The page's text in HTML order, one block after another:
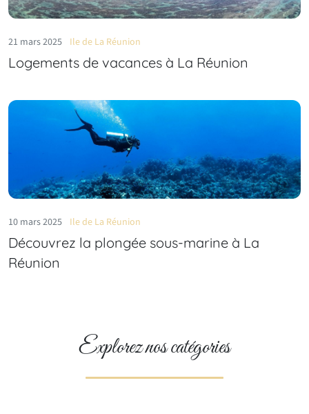
21 mars 2025 Ile de La Réunion
Logements de vacances à La Réunion
10 mars 2025 Ile de La Réunion
Découvrez la plongée sous-marine à La
Réunion
Explorez nos catégories